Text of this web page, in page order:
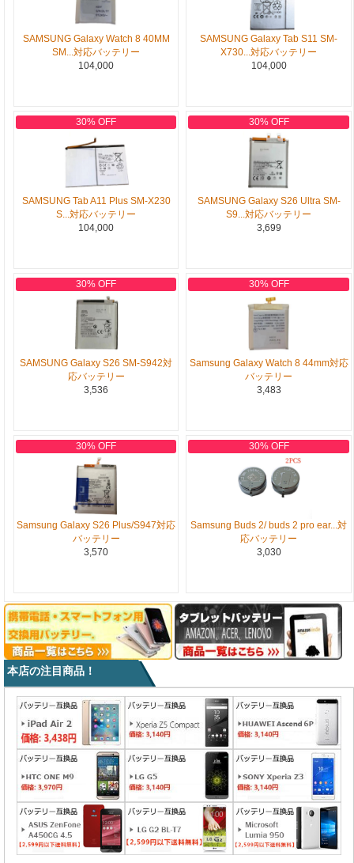
SAMSUNG Galaxy Watch 8 40MM
SM...対応バッテリー
104,000
SAMSUNG Galaxy Tab S11 SM-
X730...対応バッテリー
104,000
30% OFF
SAMSUNG Tab A11 Plus SM-X230
S...対応バッテリー
104,000
30% OFF
SAMSUNG Galaxy S26 Ultra SM-
S9...対応バッテリー
3,699
30% OFF
SAMSUNG Galaxy S26 SM-S942対
応バッテリー
3,536
30% OFF
Samsung Galaxy Watch 8 44mm対応
バッテリー
3,483
30% OFF
Samsung Galaxy S26 Plus/S947対応
バッテリー
3,570
30% OFF
Samsung Buds 2/ buds 2 pro ear...対
応バッテリー
3,030
本店の注目商品！